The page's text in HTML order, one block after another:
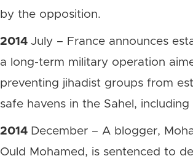
by the opposition.
2014 July – France announces
a long-term military operation
preventing jihadist groups from
safe havens in the Sahel, including
2014 December – A blogger,
Ould Mohamed, is sentenced to